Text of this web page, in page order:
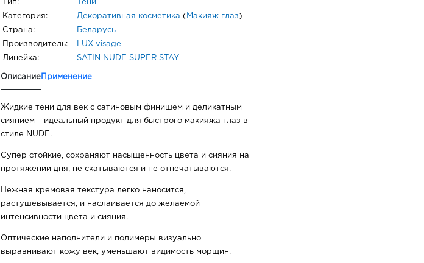
Тип: Тени
Категория: Декоративная косметика ( Макияж глаз )
Страна: Беларусь
Производитель: LUX visage
Линейка: SATIN NUDE SUPER STAY
Описание Применение
Жидкие тени для век с сатиновым финишем и деликатным
сиянием – идеальный продукт для быстрого макияжа глаз в
стиле NUDE.
Супер стойкие, сохраняют насыщенность цвета и сияния на
протяжении дня, не скатываются и не отпечатываются.
Нежная кремовая текстура легко наносится,
растушевывается, и наслаивается до желаемой
интенсивности цвета и сияния.
Оптические наполнители и полимеры визуально
выравнивают кожу век, уменьшают видимость морщин.